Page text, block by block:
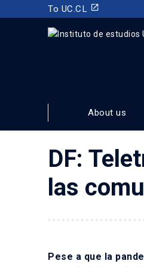
To UC.CL launch
Y TERRITORIALES
FACULTAD DEAbout us
DF:
las
Pese a que la